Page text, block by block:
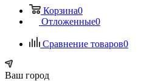
Корзина0
Отложенные0
Сравнение товаров0
Ваш город